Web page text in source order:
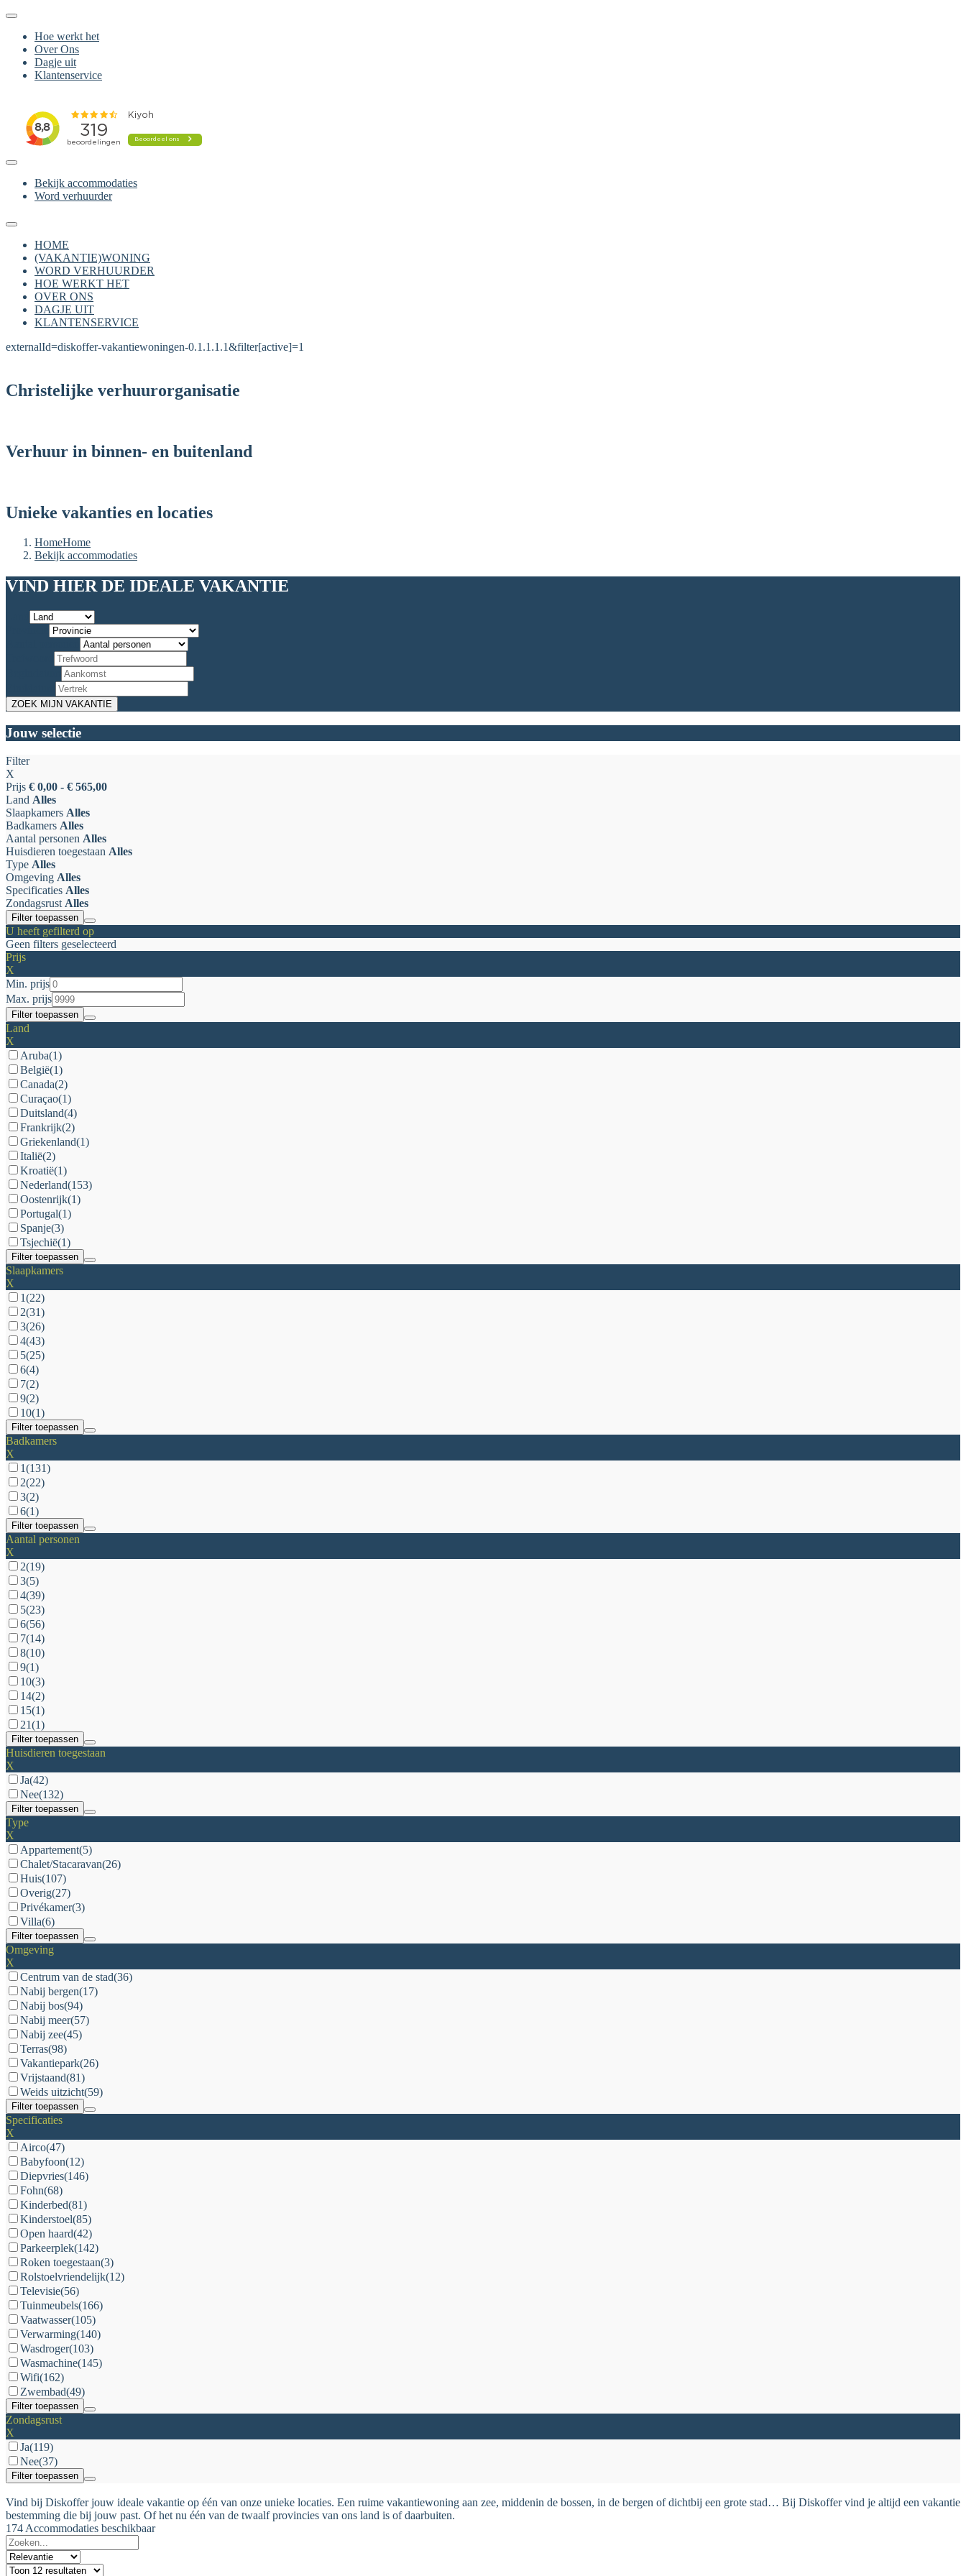
Hoe werkt het
Over Ons
Dagje uit
Klantenservice
Bekijk accommodaties
Word verhuurder
HOME
(VAKANTIE)WONING
WORD VERHUURDER
HOE WERKT HET
OVER ONS
DAGJE UIT
KLANTENSERVICE
externalId=diskoffer-vakantiewoningen-0.1.1.1.1&filter[active]=1
Christelijke verhuurorganisatie
Verhuur in binnen- en buitenland
Unieke vakanties en locaties
HomeHome
Bekijk accommodaties
VIND HIER DE IDEALE VAKANTIE
Jouw selectie
Filter
X
Prijs € 0,00 - € 565,00
Land Alles
Slaapkamers Alles
Badkamers Alles
Aantal personen Alles
Huisdieren toegestaan Alles
Type Alles
Omgeving Alles
Specificaties Alles
Zondagsrust Alles
Filter toepassen
U heeft gefilterd op
Geen filters geselecteerd
Prijs
X
Min. prijs
Max. prijs
Filter toepassen
Land
X
Aruba(1)
België(1)
Canada(2)
Curaçao(1)
Duitsland(4)
Frankrijk(2)
Griekenland(1)
Italië(2)
Kroatië(1)
Nederland(153)
Oostenrijk(1)
Portugal(1)
Spanje(3)
Tsjechië(1)
Filter toepassen
Slaapkamers
X
1(22)
2(31)
3(26)
4(43)
5(25)
6(4)
7(2)
9(2)
10(1)
Filter toepassen
Badkamers
X
1(131)
2(22)
3(2)
6(1)
Filter toepassen
Aantal personen
X
2(19)
3(5)
4(39)
5(23)
6(56)
7(14)
8(10)
9(1)
10(3)
14(2)
15(1)
21(1)
Filter toepassen
Huisdieren toegestaan
X
Ja(42)
Nee(132)
Filter toepassen
Type
X
Appartement(5)
Chalet/Stacaravan(26)
Huis(107)
Overig(27)
Privékamer(3)
Villa(6)
Filter toepassen
Omgeving
X
Centrum van de stad(36)
Nabij bergen(17)
Nabij bos(94)
Nabij meer(57)
Nabij zee(45)
Terras(98)
Vakantiepark(26)
Vrijstaand(81)
Weids uitzicht(59)
Filter toepassen
Specificaties
X
Airco(47)
Babyfoon(12)
Diepvries(146)
Fohn(68)
Kinderbed(81)
Kinderstoel(85)
Open haard(42)
Parkeerplek(142)
Roken toegestaan(3)
Rolstoelvriendelijk(12)
Televisie(56)
Tuinmeubels(166)
Vaatwasser(105)
Verwarming(140)
Wasdroger(103)
Wasmachine(145)
Wifi(162)
Zwembad(49)
Filter toepassen
Zondagsrust
X
Ja(119)
Nee(37)
Filter toepassen
Vind bij Diskoffer jouw ideale vakantie op één van onze unieke locaties. Een ruime vakantiewoning aan zee, middenin de bossen, in de bergen of dichtbij een grote stad… Bij Diskoffer vind je altijd een vakantie
bestemming die bij jouw past. Of het nu één van de twaalf provincies van ons land is of daarbuiten.
174 Accommodaties beschikbaar